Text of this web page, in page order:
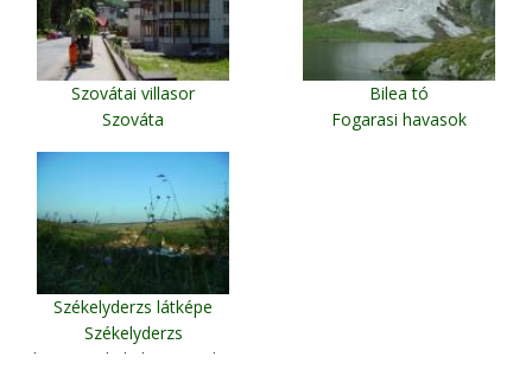
Szovátai villasor
Szováta
Bilea tó
Fogarasi havasok
Székelyderzs látképe
Székelyderzs
(http://szekelyderzs.atw.hu)